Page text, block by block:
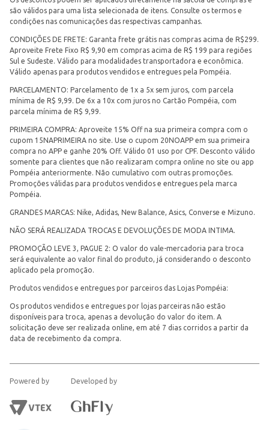
são válidos para uma lista selecionada de itens. Consulte os termos e
condições nas comunicações das respectivas campanhas.
CONDIÇÕES DE FRETE: Garanta frete grátis nas compras acima de R$299.
Aproveite Frete Fixo R$ 9,90 em compras acima de R$ 199 para regiões
Sul e Sudeste. Válido para modalidades transportadora e econômica.
Válido apenas para produtos vendidos e entregues pela Pompéia.
PARCELAMENTO: Parcelamento de 1x a 5x sem juros, com parcela
mínima de R$ 9,99. De 6x a 10x com juros no Cartão Pompéia, com
parcela mínima de R$ 9,99.
PRIMEIRA COMPRA: Aproveite 15% Off na sua primeira compra com o
cupom 15NAPRIMEIRA no site. Use o cupom 20NOAPP em sua primeira
compra no APP e ganhe 20% Off. Válido 01 uso por CPF. Desconto válido
somente para clientes que não realizaram compra online no site ou app
Pompéia anteriormente. Não cumulativo com outras promoções.
Promoções válidas para produtos vendidos e entregues pela marca
Pompéia.
GRANDES MARCAS: Nike, Adidas, New Balance, Asics, Converse e Mizuno.
NÃO SERÁ REALIZADA TROCAS E DEVOLUÇÕES DE MODA INTIMA.
PROMOÇÃO LEVE 3, PAGUE 2: O valor do vale-mercadoria para troca
será equivalente ao valor final do produto, já considerando o desconto
aplicado pela promoção.
Produtos vendidos e entregues por parceiros das Lojas Pompéia:
Os produtos vendidos e entregues por lojas parceiras não estão
disponíveis para troca, apenas a devolução do valor do item. A
solicitação deve ser realizada online, em até 7 dias corridos a partir da
data de recebimento da compra.
Powered by Developed by